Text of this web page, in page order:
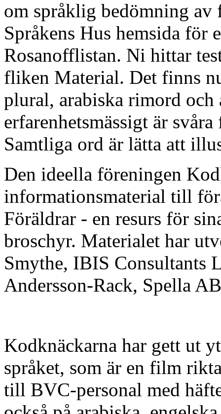
om språklig bedömning
Språkens Hus hemsida för
Rosanofflistan. Ni hittar
fliken Material. Det finns
plural, arabiska rimord och
erfarenhetsmässigt är
Samtliga ord är lätta att
Den ideella föreningen
informationsmaterial till
Föräldrar - en resurs för
broschyr. Materialet har
Smythe, IBIS Consultants
Andersson-Rack, Spella
Kodknäckarna har gett ut
språket, som är en film
till BVC-personal med